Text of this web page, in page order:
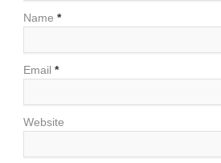
Name *
Email *
Website